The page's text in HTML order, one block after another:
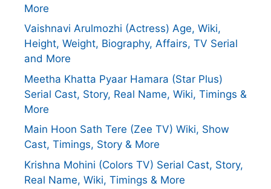
More
Vaishnavi Arulmozhi (Actress) Age, Wiki,
Height, Weight, Biography, Affairs, TV Serial
and More
Meetha Khatta Pyaar Hamara (Star Plus)
Serial Cast, Story, Real Name, Wiki, Timings &
More
Main Hoon Sath Tere (Zee TV) Wiki, Show
Cast, Timings, Story & More
Krishna Mohini (Colors TV) Serial Cast, Story,
Real Name, Wiki, Timings & More